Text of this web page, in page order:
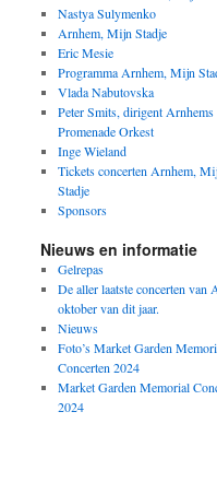
Nastya Sulymenko
Arnhem, Mijn Stadje
Eric Mesie
Programma Arnhem, Mijn
Vlada Nabutovska
Peter Smits, dirigent Arnhems
Promenade Orkest
Inge Wieland
Tickets concerten Arnhem,
Stadje
Sponsors
Nieuws en informatie
Gelrepas
De aller laatste concerten van
oktober van dit jaar.
Nieuws
Foto’s Market Garden
Concerten 2024
Market Garden Memorial
2024